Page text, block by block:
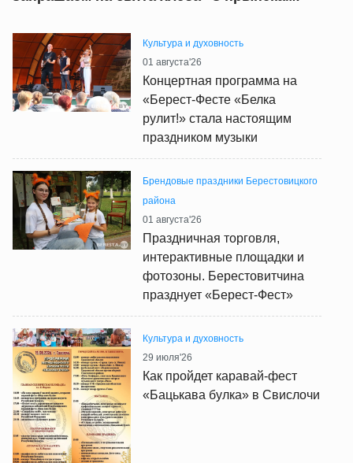
Культура и духовность
01 августа'26
Концертная программа на
«Берест-Фесте «Белка
рулит!» стала настоящим
праздником музыки
Брендовые праздники Берестовицкого
района
01 августа'26
Праздничная торговля,
интерактивные площадки и
фотозоны. Берестовитчина
празднует «Берест-Фест»
Культура и духовность
29 июля'26
Как пройдет каравай-фест
«Бацькава булка» в Свислочи